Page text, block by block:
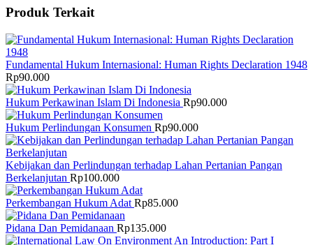
Produk Terkait
Fundamental Hukum Internasional: Human Rights Declaration 1948
Rp90.000
Hukum Perkawinan Islam Di Indonesia Rp90.000
Hukum Perlindungan Konsumen Rp90.000
Kebijakan dan Perlindungan terhadap Lahan Pertanian Pangan
Berkelanjutan Rp100.000
Perkembangan Hukum Adat Rp85.000
Pidana Dan Pemidanaan Rp135.000